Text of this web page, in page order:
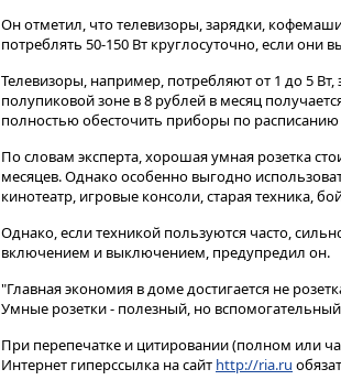
Он отметил, что телевизоры, зарядки,
потреблять 50-150 Вт круглосуточно, если они
Телевизоры, например, потребляют от 1 до 5 Вт,
полупиковой зоне в 8 рублей в месяц
полностью обесточить приборы по
По словам эксперта, хорошая умная розетка
месяцев. Однако особенно выгодно
кинотеатр, игровые консоли, старая техника,
Однако, если техникой пользуются часто,
включением и выключением, предупредил он.
"Главная экономия в доме достигается не
Умные розетки - полезный, но
При перепечатке и цитировании (полном или
Интернет гиперссылка на сайт http://ria.ru